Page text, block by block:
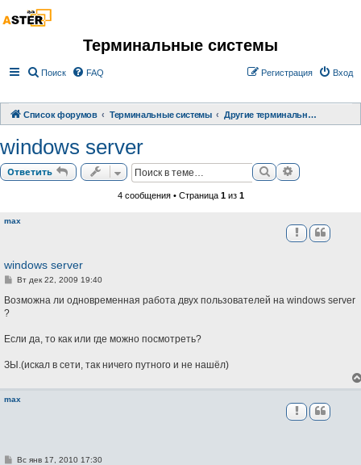
Терминальные системы
Поиск FAQ Вход
Регистрация
Список форумов Терминальные системы Другие терминальные системы
windows server
Ответить Поиск
4 сообщения • Страница 1из 1
max
windows server
С
о
н
Вт дек 22, 2009 19:40
Возможна ли одновременная работа двух пользователей на windows server
?
Если да, то как или где можно посмотреть?
ЗЫ.(искал в сети, так ничего путного и не нашёл)
max
СВс янв 17, 2010 17:30